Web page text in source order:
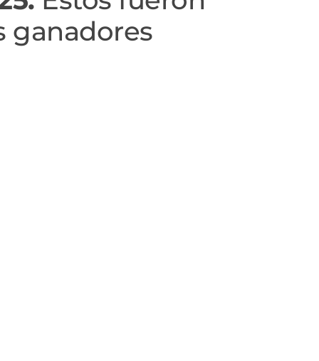
ganadores